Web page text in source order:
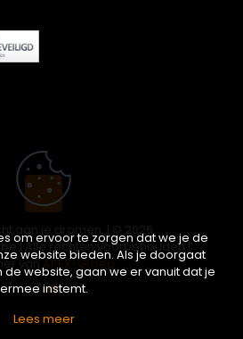
aan je dromen. | © 2026
| Alle rechten voorbehouden |
vanAPEX-Groep
om ervoor te zorgen dat we je de
website bieden. Als je doorgaat
website, gaan we er vanuit dat je
ermee instemt.
Lees meer